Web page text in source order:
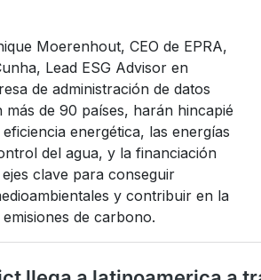
Moerenhout, CEO de EPRA,
Lead ESG Advisor en
de administración de datos
más de 90 países, harán hincapié
energética, las energías
del agua, y la financiación
clave para conseguir
y contribuir en la
de carbono.